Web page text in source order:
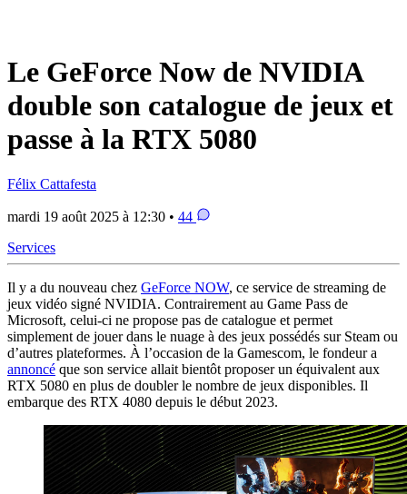
Le GeForce Now de NVIDIA
double son catalogue de jeux et
passe à la RTX 5080
Félix Cattafesta
mardi 19 août 2025 à 12:30 • 44
Services
Il y a du nouveau chez GeForce NOW, ce service de streaming de
jeux vidéo signé NVIDIA. Contrairement au Game Pass de
Microsoft, celui-ci ne propose pas de catalogue et permet
simplement de jouer dans le nuage à des jeux possédés sur Steam ou
d’autres plateformes. À l’occasion de la Gamescom, le fondeur a
annoncé que son service allait bientôt proposer un équivalent aux
RTX 5080 en plus de doubler le nombre de jeux disponibles. Il
embarque des RTX 4080 depuis le début 2023.